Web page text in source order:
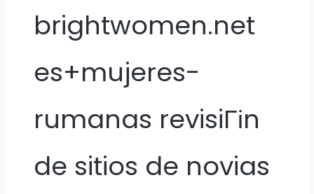
brightwomen.net
es+mujeres-
rumanas revisiГіn
de sitios de novias